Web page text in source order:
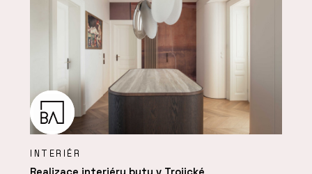
INTERIÉR